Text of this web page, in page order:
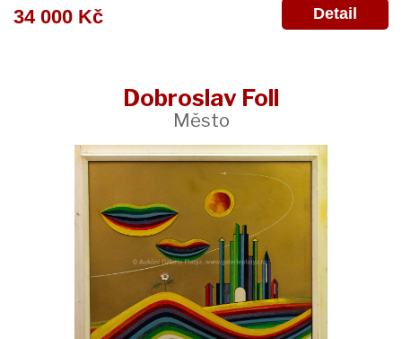
34 000 Kč Detail
Dobroslav Foll
Město